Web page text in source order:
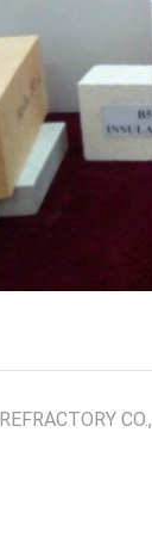
CO.,